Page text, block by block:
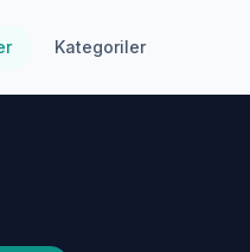
Kategoriler